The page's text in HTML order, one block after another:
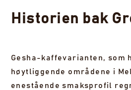
Historien bak
Gesha-kaffevarianten, som
høytliggende områdene i
enestående smaksprofil